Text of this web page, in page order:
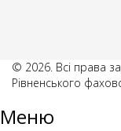
© 2026. Всі права
Рівненського
Меню